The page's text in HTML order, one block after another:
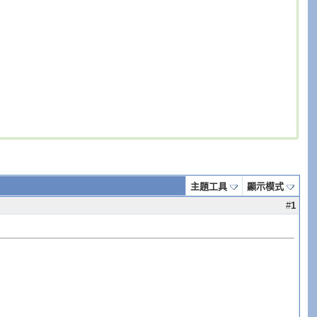
主題工具
顯示模式
#1